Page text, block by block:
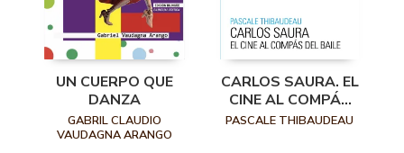
UN CUERPO QUE
DANZA
GABRIL CLAUDIO
VAUDAGNA ARANGO
CARLOS SAURA. EL
CINE AL COMPÁS
DEL BAILE
PASCALE THIBAUDEAU